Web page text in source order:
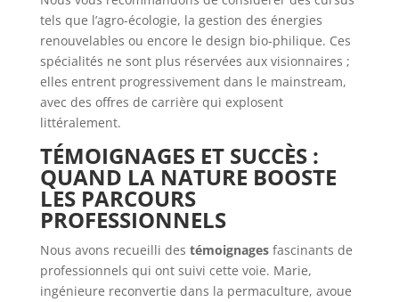
tels que l’agro-écologie, la gestion des énergies
renouvelables ou encore le design bio-philique. Ces
spécialités ne sont plus réservées aux visionnaires ;
elles entrent progressivement dans le mainstream,
avec des offres de carrière qui explosent
littéralement.
TÉMOIGNAGES ET SUCCÈS :
QUAND LA NATURE BOOSTE
LES PARCOURS
PROFESSIONNELS
Nous avons recueilli des témoignagesfascinants de
professionnels qui ont suivi cette voie. Marie,
ingénieure reconvertie dans la permaculture, avoue